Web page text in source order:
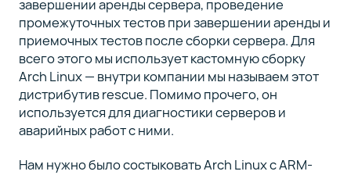
завершении аренды сервера, проведение
промежуточных тестов при завершении аренды и
приемочных тестов после сборки сервера. Для
всего этого мы использует кастомную сборку
Arch Linux — внутри компании мы называем этот
дистрибутив rescue. Помимо прочего, он
используется для диагностики серверов и
аварийных работ с ними.
Нам нужно было состыковать Arch Linux с ARM-